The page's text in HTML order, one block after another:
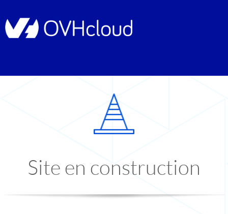
Site en construction